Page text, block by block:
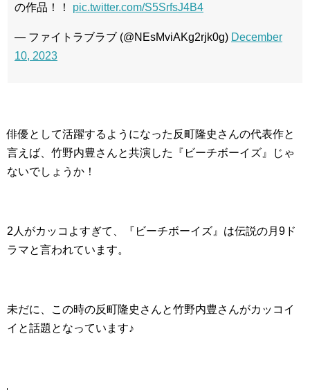
の作品！！ pic.twitter.com/S5SrfsJ4B4
— ファイトラブラブ (@NEsMviAKg2rjk0g) December
10, 2023
俳優として活躍するようになった反町隆史さんの代表作と
言えば、竹野内豊さんと共演した『ビーチボーイズ』じゃ
ないでしょうか！
2人がカッコよすぎて、『ビーチボーイズ』は伝説の月9ド
ラマと言われています。
未だに、この時の反町隆史さんと竹野内豊さんがカッコイ
イと話題となっています♪